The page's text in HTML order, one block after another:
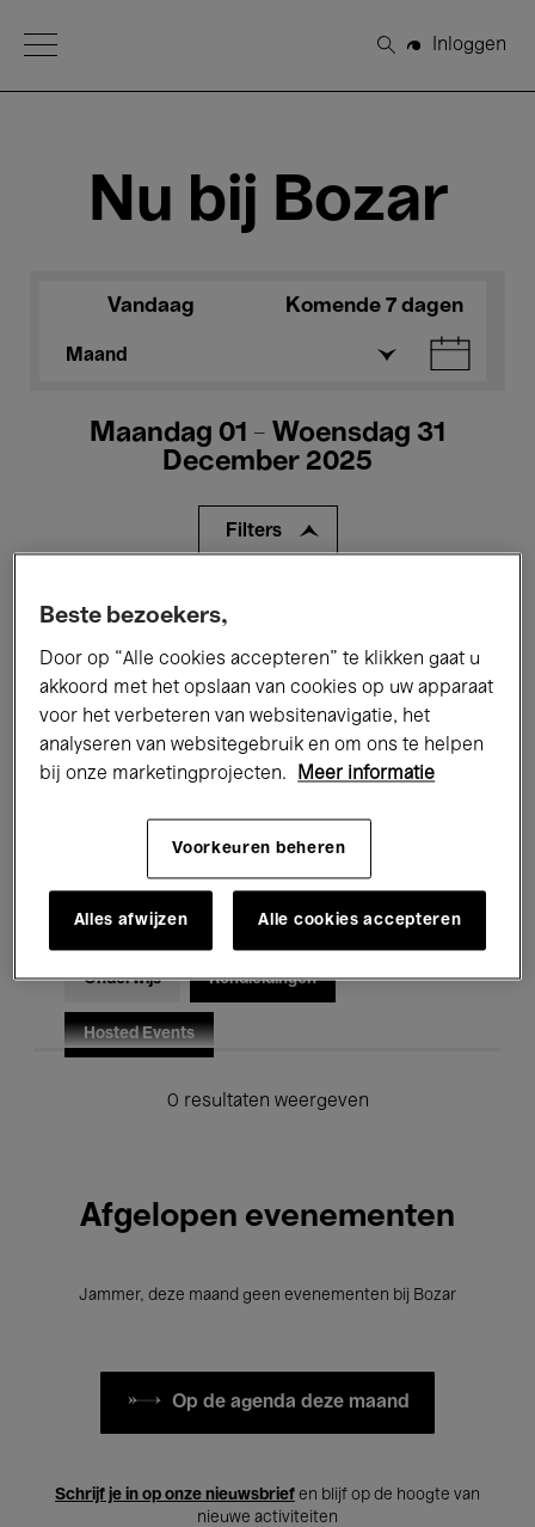
Open Menu
Zoeken
Inloggen
Nu bij Bozar
Vandaag Komende 7 dagen
Maand
Maandag 01 - Woensdag 31
December 2025
Filters
Alle evenementen
Tentoonstellingen Films
Performances Lezingen & Debatten
Jazz Klassieke Muziek Global Music
Voor iedereen Kids’ Palace
Onderwijs Rondleidingen
Hosted Events
0 resultaten weergeven
Afgelopen evenementen
Jammer, deze maand geen evenementen bij Bozar
Op de agenda deze maand
Schrijf je in op onze nieuwsbrief en blijf op de hoogte van
nieuwe activiteiten
Beste bezoekers,
Door op “Alle cookies accepteren” te klikken gaat u
akkoord met het opslaan van cookies op uw apparaat
voor het verbeteren van websitenavigatie, het
analyseren van websitegebruik en om ons te helpen
bij onze marketingprojecten.
Meer informatie
Voorkeuren beheren
Alles afwijzen Alle cookies accepteren